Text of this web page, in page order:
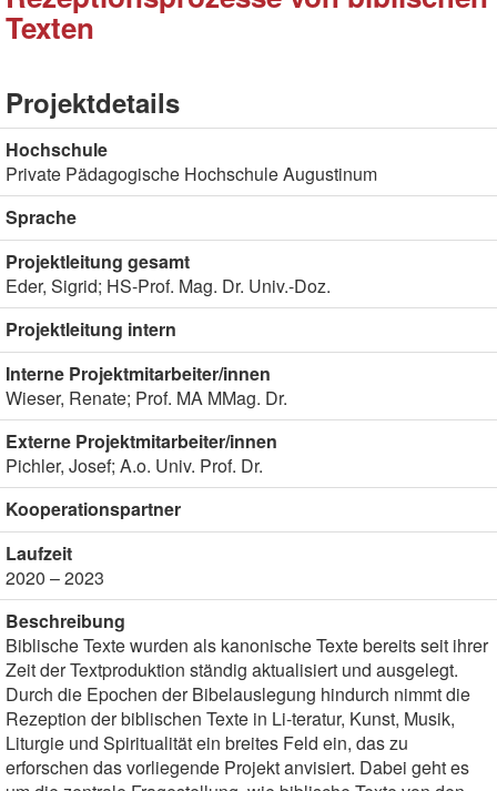
Texten
Projektdetails
Hochschule
Private Pädagogische Hochschule Augustinum
Sprache
Projektleitung gesamt
Eder, Sigrid; HS-Prof. Mag. Dr. Univ.-Doz.
Projektleitung intern
Interne Projektmitarbeiter/innen
Wieser, Renate; Prof. MA MMag. Dr.
Externe Projektmitarbeiter/innen
Pichler, Josef; A.o. Univ. Prof. Dr.
Kooperationspartner
Laufzeit
2020 – 2023
Beschreibung
Biblische Texte wurden als kanonische Texte bereits seit ihrer
Zeit der Textproduktion ständig aktualisiert und ausgelegt.
Durch die Epochen der Bibelauslegung hindurch nimmt die
Rezeption der biblischen Texte in Li-teratur, Kunst, Musik,
Liturgie und Spiritualität ein breites Feld ein, das zu
erforschen das vorliegende Projekt anvisiert. Dabei geht es